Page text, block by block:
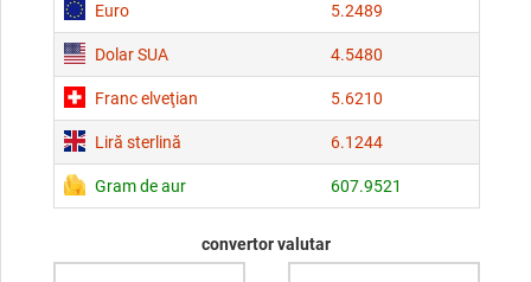
Euro 5.2489
Dolar SUA 4.5480
Franc elveţian 5.6210
Liră sterlină 6.1244
Gram de aur 607.9521
convertor valutar